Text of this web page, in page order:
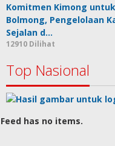
Komitmen Kimong
Bolmong, Pengelolaan
Sejalan d…
12910 Dilihat
Top Nasional
Feed has no items.